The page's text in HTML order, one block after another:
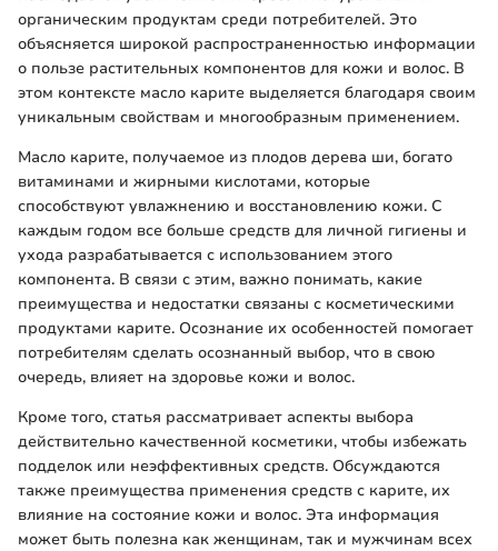
органическим продуктам среди потребителей. Это
объясняется широкой распространенностью информации
о пользе растительных компонентов для кожи и волос. В
этом контексте масло карите выделяется благодаря своим
уникальным свойствам и многообразным применением.
Масло карите, получаемое из плодов дерева ши, богато
витаминами и жирными кислотами, которые
способствуют увлажнению и восстановлению кожи. С
каждым годом все больше средств для личной гигиены и
ухода разрабатывается с использованием этого
компонента. В связи с этим, важно понимать, какие
преимущества и недостатки связаны с косметическими
продуктами карите. Осознание их особенностей помогает
потребителям сделать осознанный выбор, что в свою
очередь, влияет на здоровье кожи и волос.
Кроме того, статья рассматривает аспекты выбора
действительно качественной косметики, чтобы избежать
подделок или неэффективных средств. Обсуждаются
также преимущества применения средств с карите, их
влияние на состояние кожи и волос. Эта информация
может быть полезна как женщинам, так и мужчинам всех